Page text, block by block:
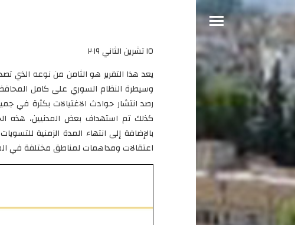
١٥ تشرين الثاني ٢٠١٩
يعد هذا التقرير هو الثامن من نوعه الذي
وسيطرة النظام السوري على كامل
رصد انتشار حوادث الاغتيالات بكثرة
كذلك تم استهداف بعض المدنيين، هذه
بالإضافة إلى انتهاء المدة الزمنية
اعتقالات ومداهمات لمناطق مختلفة في